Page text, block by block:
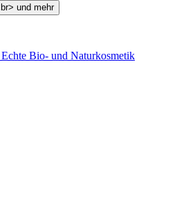
Echte Bio- und Naturkosmetik